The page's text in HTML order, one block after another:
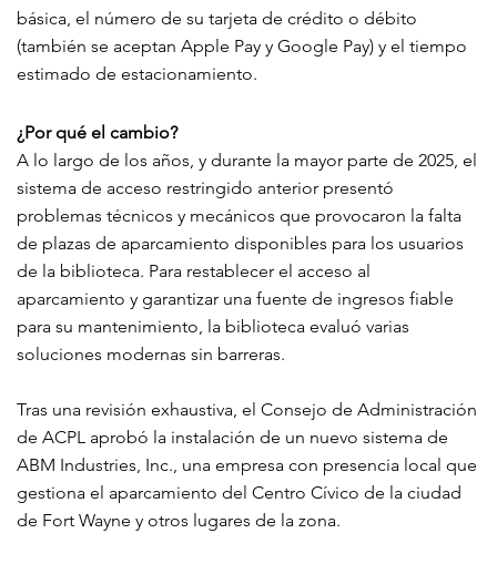
básica, el número de su tarjeta de crédito o débito
(también se aceptan Apple Pay y Google Pay) y el tiempo
estimado de estacionamiento.
¿Por qué el cambio?
A lo largo de los años, y durante la mayor parte de 2025, el
sistema de acceso restringido anterior presentó
problemas técnicos y mecánicos que provocaron la falta
de plazas de aparcamiento disponibles para los usuarios
de la biblioteca. Para restablecer el acceso al
aparcamiento y garantizar una fuente de ingresos fiable
para su mantenimiento, la biblioteca evaluó varias
soluciones modernas sin barreras.
Tras una revisión exhaustiva, el Consejo de Administración
de ACPL aprobó la instalación de un nuevo sistema de
ABM Industries, Inc., una empresa con presencia local que
gestiona el aparcamiento del Centro Cívico de la ciudad
de Fort Wayne y otros lugares de la zona.